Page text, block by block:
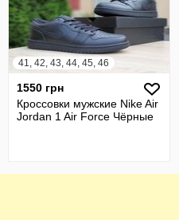
41, 42, 43, 44, 45, 46
1550 грн
Кроссовки мужские Nike Air
Jordan 1 Air Force Чёрные